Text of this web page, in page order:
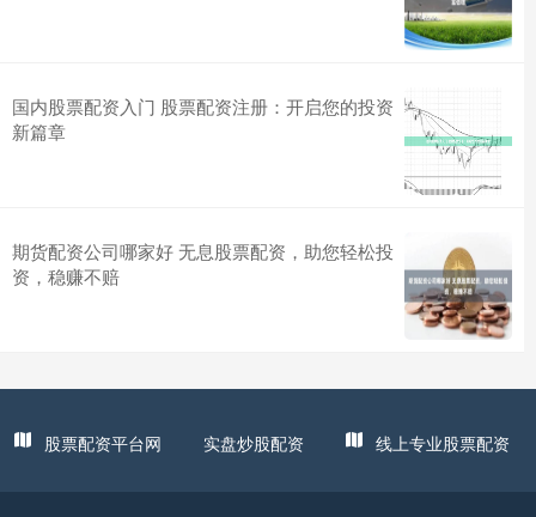
国内股票配资入门 股票配资注册：开启您的投资
新篇章
期货配资公司哪家好 无息股票配资，助您轻松投
资，稳赚不赔
股票配资平台网 实盘炒股配资 线上专业股票配资